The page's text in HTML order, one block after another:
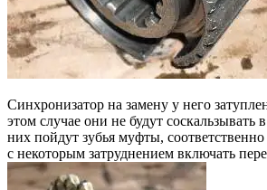
Синхронизатор на замену у него
этом случае они не будут соскальзывать
них пойдут зубья муфты, соответственно
с некоторым затруднением включать